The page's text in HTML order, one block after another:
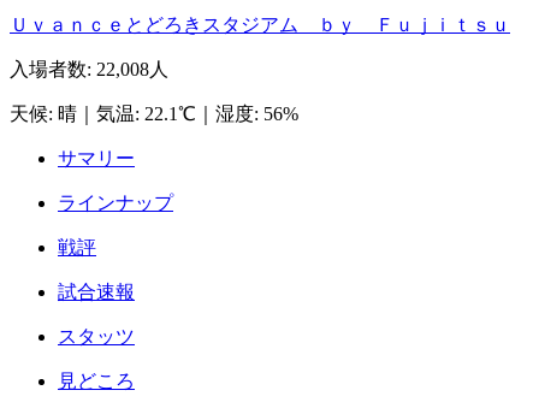
Ｕｖａｎｃｅとどろきスタジアム ｂｙ Ｆｕｊｉｔｓｕ
入場者数: 22,008人
天候: 晴 気温: 22.1℃ 湿度: 56%
サマリー
ラインナップ
戦評
試合速報
スタッツ
見どころ